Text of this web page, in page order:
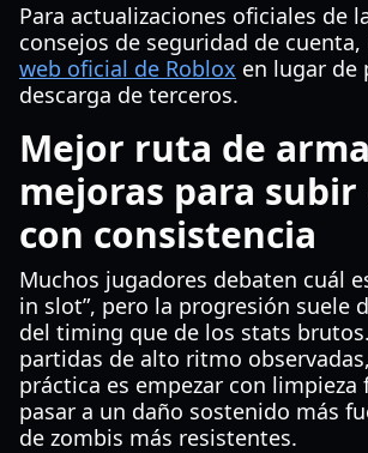
Para actualizaciones oficiales de
consejos de seguridad de cuenta,
web oficial de Roblox en lugar de
descarga de terceros.
Mejor ruta de
mejoras para
con consistencia
Muchos jugadores debaten cuál
in slot”, pero la progresión suele
del timing que de los stats
partidas de alto ritmo
práctica es empezar con limpieza
pasar a un daño sostenido más
de zombis más resistentes.